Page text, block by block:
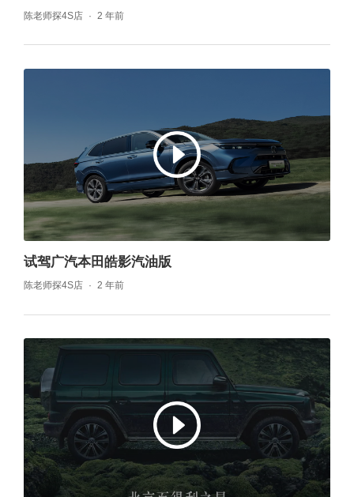
陈老师探4S店 2 年前
试驾广汽本田皓影汽油版
陈老师探4S店 2 年前